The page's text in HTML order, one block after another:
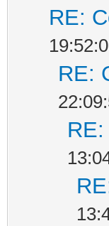
RE:
RE: